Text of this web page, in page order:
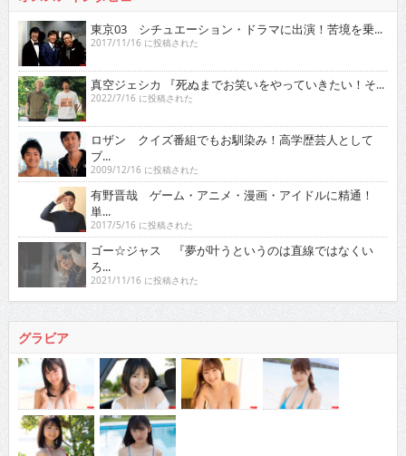
東京03 シチュエーション・ドラマに出演！苦境を乗...
2017/11/16 に投稿された
真空ジェシカ 『死ぬまでお笑いをやっていきたい！そ...
2022/7/16 に投稿された
ロザン クイズ番組でもお馴染み！高学歴芸人として
ブ...
2009/12/16 に投稿された
有野晋哉 ゲーム・アニメ・漫画・アイドルに精通！
単...
2017/5/16 に投稿された
ゴー☆ジャス 『夢が叶うというのは直線ではなくい
ろ...
2021/11/16 に投稿された
グラビア